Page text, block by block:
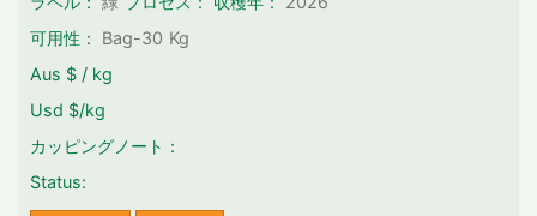
可用性：
Bag-30 Kg
Aus $ / kg
Usd $/kg
カッピングノート：
Status: